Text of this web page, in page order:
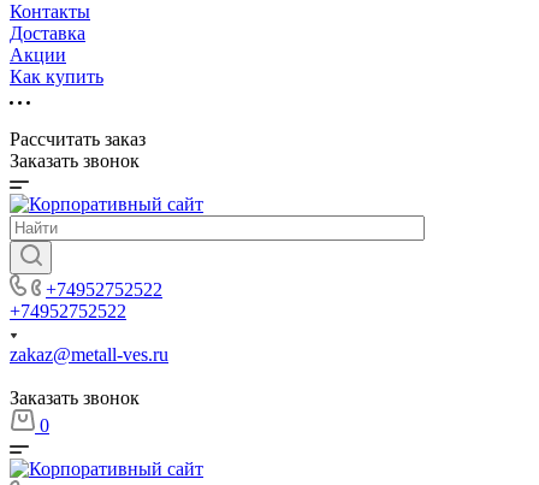
Контакты
Доставка
Акции
Как купить
Рассчитать заказ
Заказать звонок
+74952752522
+74952752522
zakaz@metall-ves.ru
Заказать звонок
0